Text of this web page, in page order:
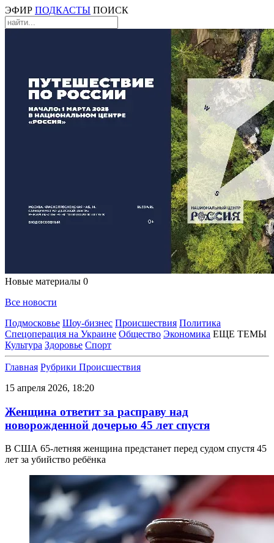
ЭФИР ПОДКАСТЫ ПОИСК
Новые материалы 0
Все новости
Подмосковье Шоу-бизнес Происшествия Политика
Спецоперация на Украине Общество Экономика ЕЩЕ ТЕМЫ
Культура Здоровье Спорт
Главная Рубрики Происшествия
15 апреля 2026, 18:20
Женщина ответит за расправу над
новорожденной дочерью 45 лет спустя
В США 65-летняя женщина предстанет перед судом спустя 45
лет за убийство ребёнка